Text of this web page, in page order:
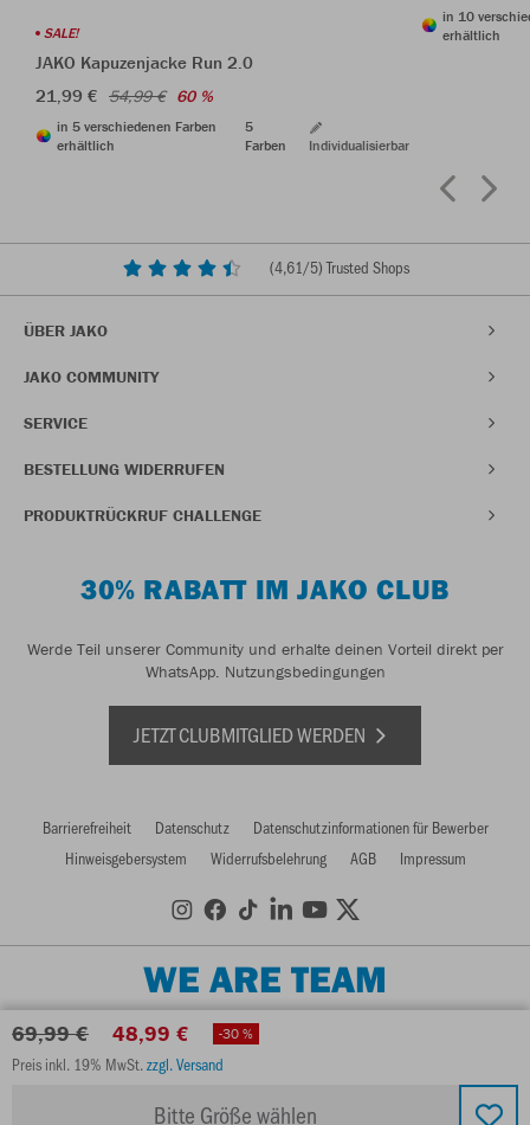
69,99 € 48,99 € -30 %
Preis inkl. 19% MwSt.zzgl. Versand
Bitte Größe wählen
SALE!
JAKO Kapuzenjacke Run 2.0
21,99 € 54,99 € 60 %
in 5 verschiedenen Farben
erhältlich
5
Farben
Individualisierbar
in 10
erhältlich
(4,61/5) Trusted Shops
ÜBER JAKO
JAKO COMMUNITY
SERVICE
BESTELLUNG WIDERRUFEN
PRODUKTRÜCKRUF CHALLENGE
30% RABATT IM JAKO CLUB
Werde Teil unserer Community und erhalte deinen Vorteil direkt per
WhatsApp. Nutzungsbedingungen
JETZT CLUBMITGLIED WERDEN
Barrierefreiheit Datenschutz
Datenschutzinformationen für Bewerber
Hinweisgebersystem
Widerrufsbelehrung AGB Impressum
WE ARE TEAM